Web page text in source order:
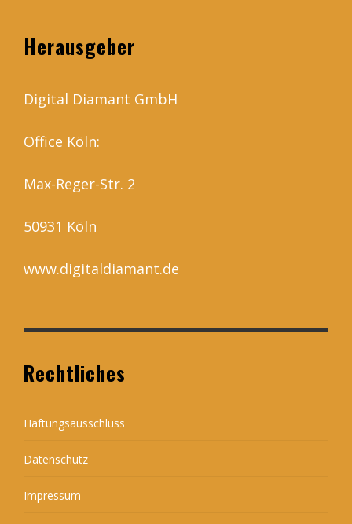
Herausgeber
Digital Diamant GmbH
Office Köln:
Max-Reger-Str. 2
50931 Köln
www.digitaldiamant.de
Rechtliches
Haftungsausschluss
Datenschutz
Impressum